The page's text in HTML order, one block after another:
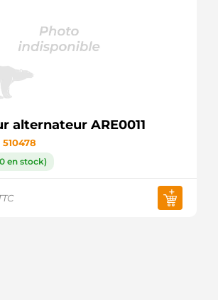
alternateur ARE0011
510478
en stock)